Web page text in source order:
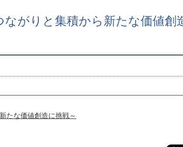
ながりと集積から新たな価値創
たな価値創造に挑戦～